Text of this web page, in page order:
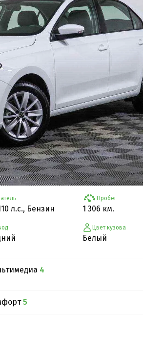
л.с., Бензин
Пробег
1 306 км.
Цвет кузова
Белый
4
5